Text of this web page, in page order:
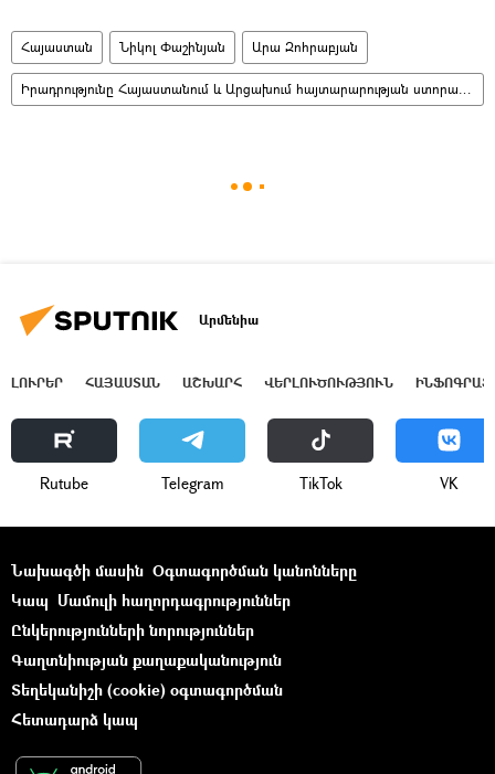
Հայաստան Նիկոլ Փաշինյան Արա Զոհրաբյան
Իրադրությունը Հայաստանում և Արցախում հայտարարության ստորագրումից հետո
Արմենիա
ԼՈՒՐԵՐ ՀԱՅԱՍՏԱՆ ԱՇԽԱՐՀ ՎԵՐԼՈՒԾՈՒԹՅՈՒՆ
Rutube Telegram ТikТоk VK
Նախագծի մասին Օգտագործման կանոնները
Կապ Մամուլի հաղորդագրություններ
Ընկերությունների նորություններ
Գաղտնիության քաղաքականություն
Տեղեկանիշի (cookie) օգտագործման
Հետադարձ կապ